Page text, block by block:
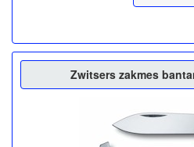
Zwitsers zakmes